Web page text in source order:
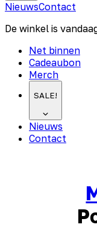
NieuwsContact
De winkel is
Net binnen
Cadeaubon
Merch
SALE!
Nieuws
Contact